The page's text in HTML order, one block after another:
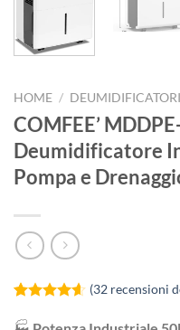
HOME /
COMFEE’
Deumidificatore
Pompa e
4.59su 5
(32recensioni